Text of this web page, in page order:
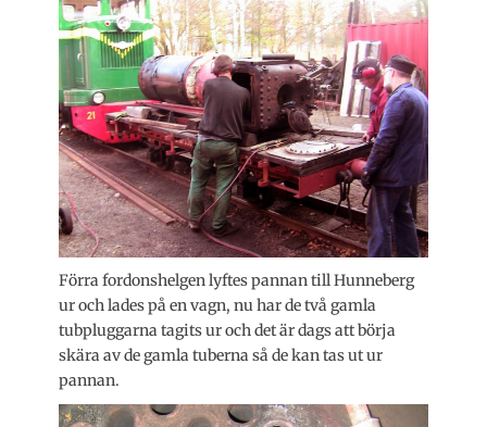
Förra fordonshelgen lyftes pannan till Hunneberg
ur och lades på en vagn, nu har de två gamla
tubpluggarna tagits ur och det är dags att börja
skära av de gamla tuberna så de kan tas ut ur
pannan.